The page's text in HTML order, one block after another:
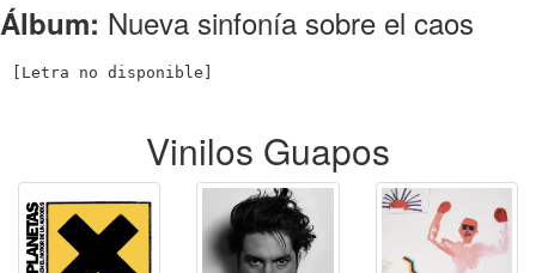
Álbum: Nueva sinfonía sobre el caos
Vinilos Guapos